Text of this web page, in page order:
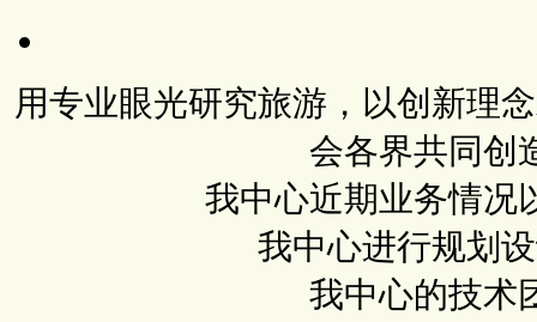
用专业眼光研究旅游，以创新理
会各界共同创
我中心近期业务情况
我中心进行规划
我中心的技术